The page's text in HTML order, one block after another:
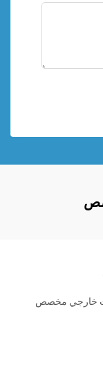
خارجي مخصص